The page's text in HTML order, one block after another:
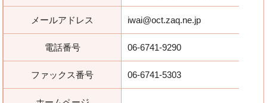
メールアドレス iwai@oct.zaq.ne.jp
電話番号 06-6741-9290
ファックス番号 06-6741-5303